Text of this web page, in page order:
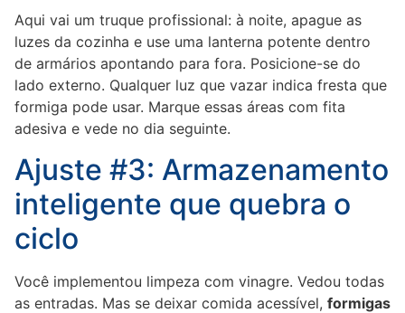
Aqui vai um truque profissional: à noite, apague as
luzes da cozinha e use uma lanterna potente dentro
de armários apontando para fora. Posicione-se do
lado externo. Qualquer luz que vazar indica fresta que
formiga pode usar. Marque essas áreas com fita
adesiva e vede no dia seguinte.
Ajuste #3: Armazenamento
inteligente que quebra o
ciclo
Você implementou limpeza com vinagre. Vedou todas
as entradas. Mas se deixar comida acessível, formigas